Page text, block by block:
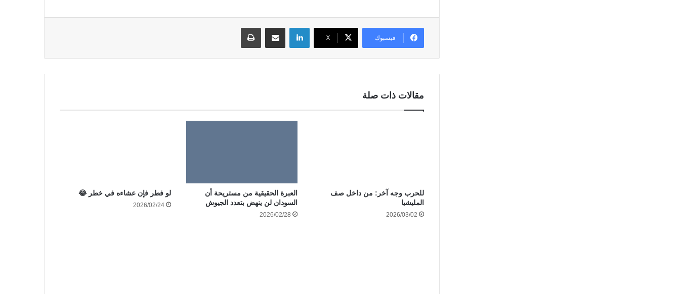
فيسبوك ‫X
لينكدإن
مقالات ذات صلة
للحرب وجه آخر: من داخل صف
المليشيا
2026/03/02
العبرة الحقيقية من مستريحة أن
السودان لن ينهض بتعدد الجيوش
2026/02/28
لو فطر فإن عشاءه في خطر 😂
2026/02/24